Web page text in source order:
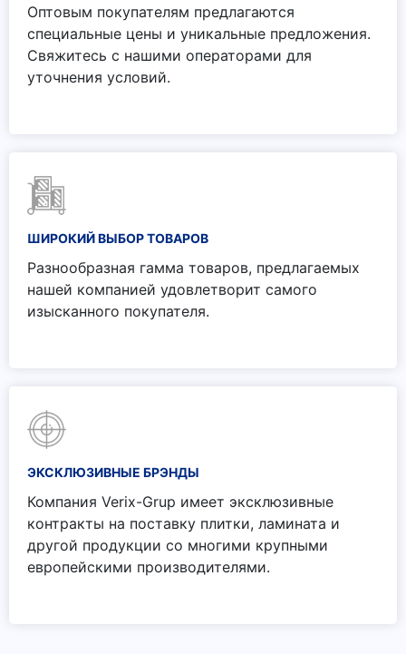
Оптовым покупателям предлагаются
специальные цены и уникальные предложения.
Свяжитесь с нашими операторами для
уточнения условий.
ШИРОКИЙ ВЫБОР ТОВАРОВ
Разнообразная гамма товаров, предлагаемых
нашей компанией удовлетворит самого
изысканного покупателя.
ЭКСКЛЮЗИВНЫЕ БРЭНДЫ
Компания Verix-Grup имеет эксклюзивные
контракты на поставку плитки, ламината и
другой продукции со многими крупными
европейскими производителями.